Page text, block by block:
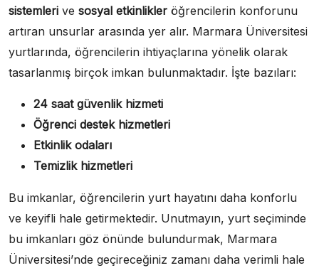
sistemleri ve sosyal etkinlikler öğrencilerin konforunu
artıran unsurlar arasında yer alır. Marmara Üniversitesi
yurtlarında, öğrencilerin ihtiyaçlarına yönelik olarak
tasarlanmış birçok imkan bulunmaktadır. İşte bazıları:
24 saat güvenlik hizmeti
Öğrenci destek hizmetleri
Etkinlik odaları
Temizlik hizmetleri
Bu imkanlar, öğrencilerin yurt hayatını daha konforlu
ve keyifli hale getirmektedir. Unutmayın, yurt seçiminde
bu imkanları göz önünde bulundurmak, Marmara
Üniversitesi’nde geçireceğiniz zamanı daha verimli hale